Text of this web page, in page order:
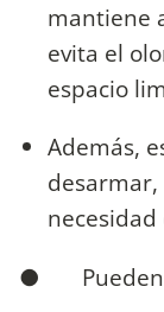
mantiene
evita el
espacio
Además,
● Pueden